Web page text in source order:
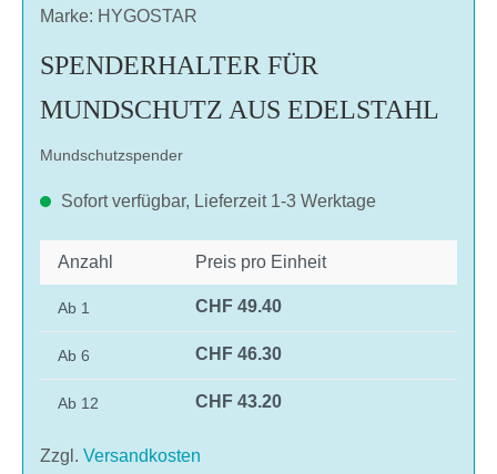
Marke: HYGOSTAR
SPENDERHALTER FÜR
MUNDSCHUTZ AUS EDELSTAHL
Mundschutzspender
Sofort verfügbar, Lieferzeit 1-3 Werktage
Anzahl Preis pro Einheit
Ab 1 CHF 49.40
Ab 6 CHF 46.30
Ab 12 CHF 43.20
Zzgl. Versandkosten